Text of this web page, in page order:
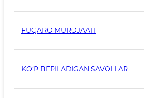
FUQARO MUROJAATI
KO‘P BERILADIGAN SAVOLLAR